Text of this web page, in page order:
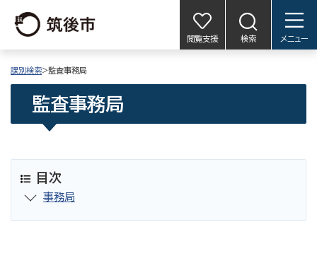
閲覧支援 検索 メニュー
課別検索>監査事務局
監査事務局
目次
事務局